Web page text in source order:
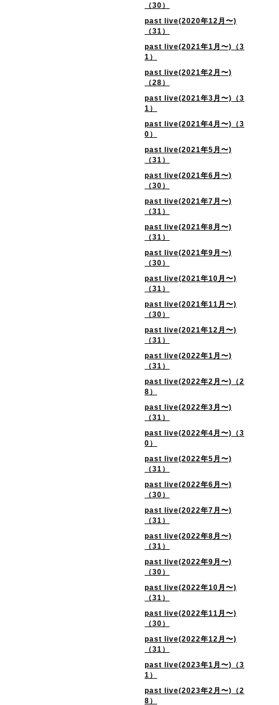
（30）
past live(2020年12月〜)
（31）
past live(2021年1月〜)（3
1）
past live(2021年2月〜)
（28）
past live(2021年3月〜)（3
1）
past live(2021年4月〜)（3
0）
past live(2021年5月〜)
（31）
past live(2021年6月〜)
（30）
past live(2021年7月〜)
（31）
past live(2021年8月〜)
（31）
past live(2021年9月〜)
（30）
past live(2021年10月〜)
（31）
past live(2021年11月〜)
（30）
past live(2021年12月〜)
（31）
past live(2022年1月〜)
（31）
past live(2022年2月〜)（2
8）
past live(2022年3月〜)
（31）
past live(2022年4月〜)（3
0）
past live(2022年5月〜)
（31）
past live(2022年6月〜)
（30）
past live(2022年7月〜)
（31）
past live(2022年8月〜)
（31）
past live(2022年9月〜)
（30）
past live(2022年10月〜)
（31）
past live(2022年11月〜)
（30）
past live(2022年12月〜)
（31）
past live(2023年1月〜)（3
1）
past live(2023年2月〜)（2
8）